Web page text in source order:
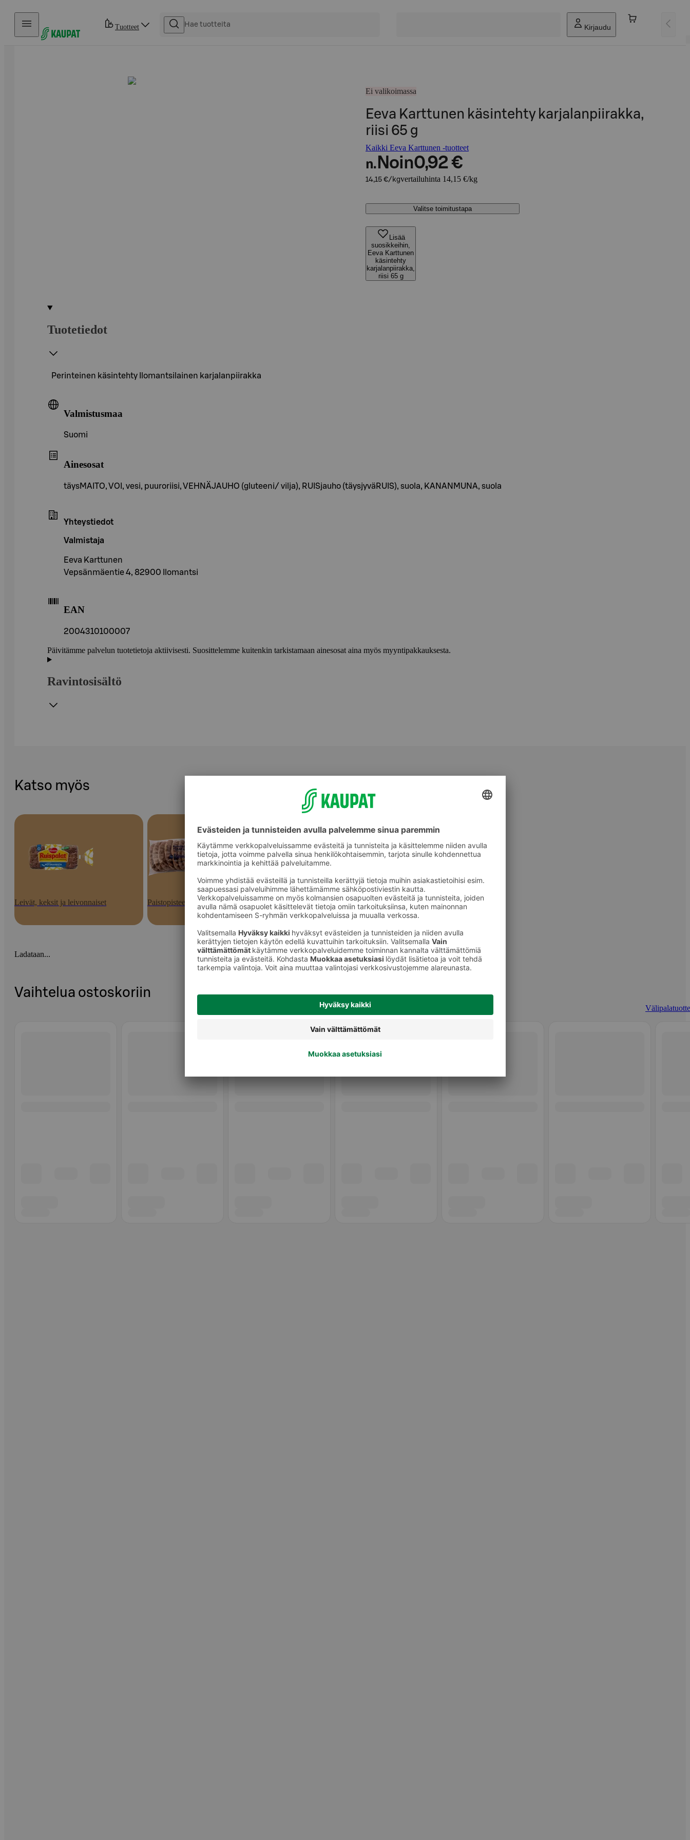
Hyppää sisältöön
Tuotteet Kirjaudu
Ei valikoimassa
Eeva Karttunen käsintehty karjalanpiirakka,
riisi 65 g
Kaikki Eeva Karttunen -tuotteet
n. Noin0,92 €
14,15 €/kgvertailuhinta 14,15 €/kg
Valitse toimitustapa
Lisää
suosikkeihin,
Eeva Karttunen
käsintehty
karjalanpiirakka,
riisi 65 g
Tuotetiedot
Perinteinen käsintehty Ilomantsilainen karjalanpiirakka
Valmistusmaa
Suomi
Ainesosat
täysMAITO, VOI, vesi, puuroriisi, VEHNÄJAUHO (gluteeni/ vilja), RUISjauho (täysjyväRUIS), suola, KANANMUNA, suola
Yhteystiedot
Valmistaja
Eeva Karttunen
Vepsänmäentie 4, 82900 Ilomantsi
EAN
2004310100007
Päivitämme palvelun tuotetietoja aktiivisesti. Suosittelemme kuitenkin tarkistamaan ainesosat aina myös myyntipakkauksesta.
Ravintosisältö
Katso myös
Leivät, keksit ja leivonnaiset Paistopisteen tuotteet Välipalatuotteet
Ladataan...
Vaihtelua ostoskoriin